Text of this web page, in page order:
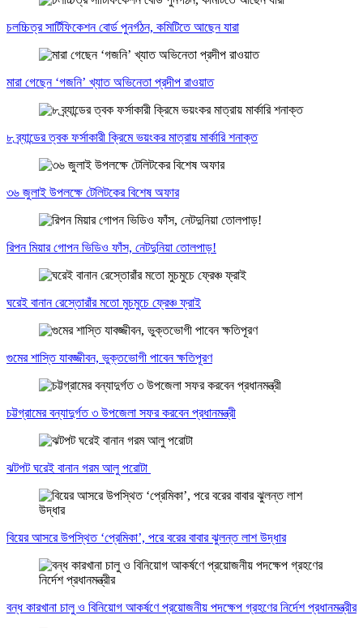
চলচ্চিত্র সার্টিফিকেশন বোর্ড পুনর্গঠন, কমিটিতে আছেন যারা
মারা গেছেন ‘গজনি’ খ্যাত অভিনেতা প্রদীপ রাওয়াত
৮ ব্র্যান্ডের ত্বক ফর্সাকারী ক্রিমে ভয়ংকর মাত্রায় মার্কারি শনাক্ত
৩৬ জুলাই উপলক্ষে টেলিটকের বিশেষ অফার
রিপন মিয়ার গোপন ভিডিও ফাঁস, নেটদুনিয়া তোলপাড়!
ঘরেই বানান রেস্তোরাঁর মতো মুচমুচে ফ্রেঞ্চ ফ্রাই
গুমের শাস্তি যাবজ্জীবন, ভুক্তভোগী পাবেন ক্ষতিপূরণ
চট্টগ্রামের বন্যাদুর্গত ৩ উপজেলা সফর করবেন প্রধানমন্ত্রী
ঝটপট ঘরেই বানান গরম আলু পরোটা
বিয়ের আসরে উপস্থিত ‘প্রেমিকা’, পরে বরের বাবার ঝুলন্ত লাশ উদ্ধার
বন্ধ কারখানা চালু ও বিনিয়োগ আকর্ষণে প্রয়োজনীয় পদক্ষেপ গ্রহণের নির্দেশ প্রধানমন্ত্রীর